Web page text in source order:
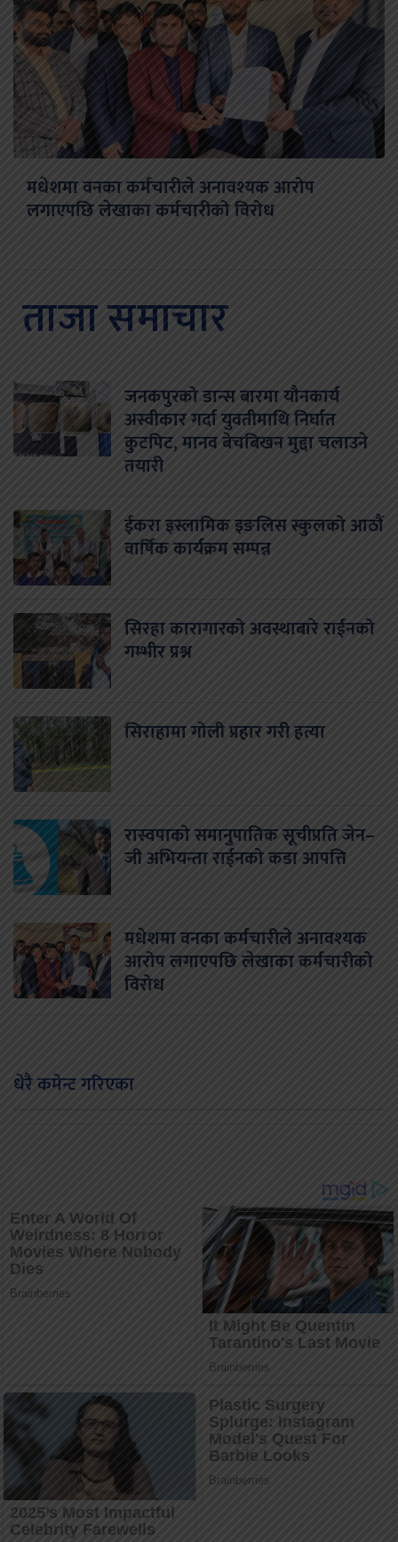
मधेशमा वनका कर्मचारीले अनावश्यक आरोप
लगाएपछि लेखाका कर्मचारीको विरोध
ताजा समाचार
जनकपुरको डान्स बारमा यौनकार्य
अस्वीकार गर्दा युवतीमाथि निर्घात
कुटपिट, मानव बेचबिखन मुद्दा चलाउने
तयारी
ईकरा इस्लामिक इङलिस स्कुलको आठौं
वार्षिक कार्यक्रम सम्पन्न
सिरहा कारागारको अवस्थाबारे राईनको
गम्भीर प्रश्न
सिराहामा गोली प्रहार गरी हत्या
रास्वपाको समानुपातिक सूचीप्रति जेन–
जी अभियन्ता राईनको कडा आपत्ति
मधेशमा वनका कर्मचारीले अनावश्यक
आरोप लगाएपछि लेखाका कर्मचारीको
विरोध
धेरै कमेन्ट गरिएका